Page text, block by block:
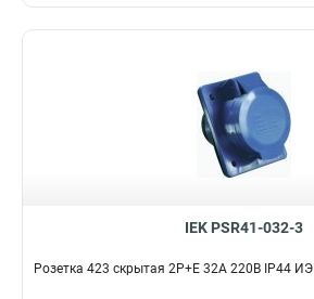
IEK PSR41-032-3
Розетка 423 скрытая 2Р+Е 32А 220В IP44